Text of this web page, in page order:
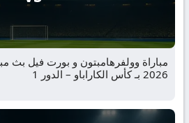
2026 بـ كأس الكاراباو – الدور 1